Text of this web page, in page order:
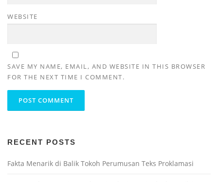
WEBSITE
SAVE MY NAME, EMAIL, AND WEBSITE IN THIS BROWSER
FOR THE NEXT TIME I COMMENT.
RECENT POSTS
Fakta Menarik di Balik Tokoh Perumusan Teks Proklamasi